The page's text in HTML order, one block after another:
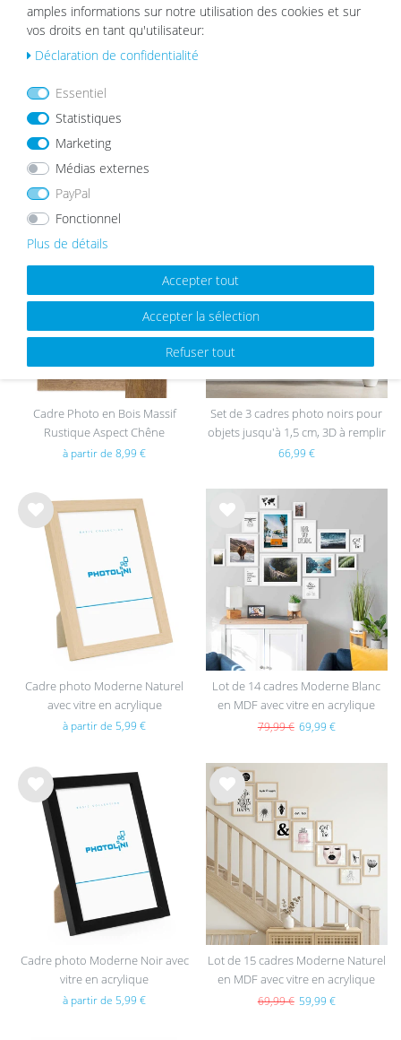
List
sou
s
Passe-partout Noir
MEILLEURES VENTES
e de
hait
Cadre Photo en Bois Massif
Rustique Aspect Chêne
à partir de 8,99 €
sou
hait
s
Set de 3 cadres photo noirs pour
objets jusqu'à 1,5 cm, 3D à remplir
40x40 cm, profond avec passe-
66,99 €
List
Cadre photo Moderne Naturel
avec vitre en acrylique
à partir de 5,99 €
e de
sou
s
Lot de 14 cadres Moderne Blanc
en MDF avec vitre en acrylique
79,99 € 69,99 €
List
e de
Cadre photo Moderne Noir avec
vitre en acrylique
à partir de 5,99 €
List
e de
sou
s
Lot de 15 cadres Moderne Naturel
en MDF avec vitre en acrylique
69,99 € 59,99 €
amples informations sur notre utilisation des cookies et sur
vos droits en tant qu'utilisateur:
Déclaration de confidentialité
Essentiel
Statistiques
Marketing
Médias externes
PayPal
Fonctionnel
Plus de détails
Accepter tout
Accepter la sélection
Refuser tout